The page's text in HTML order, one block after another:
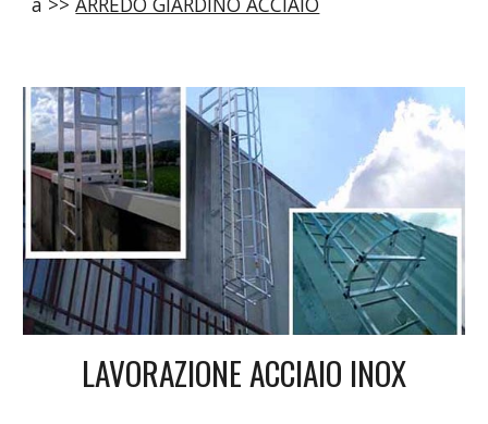
LAVORAZIONE ACCIAIO INOX